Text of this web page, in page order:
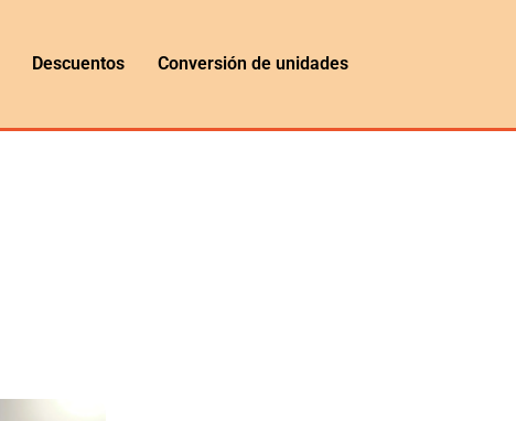
Descuentos Conversión de unidades